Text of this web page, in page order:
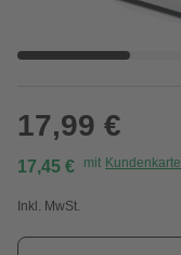
17,99 €
17,45 € mit Kundenkarte
Inkl. MwSt.